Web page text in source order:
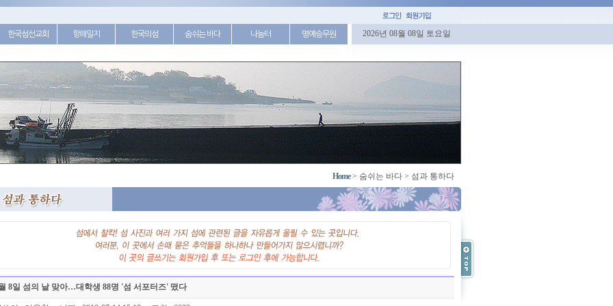
한국섬선교회 항해일지 한국의섬 숨쉬는 바다 나눔터 명예승무원 2026년 08월 08일 토요일
Home> 숨쉬는 바다 > 섬과 통하다
8일 섬의 날 맞아…대학생 88명 '섬 서포터즈' 떴다